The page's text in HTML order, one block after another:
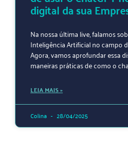
digital da sua
Na nossa última live, falamos
Inteligência Artificial no campo
Agora, vamos aprofundar essa
maneiras práticas de como o
LEIA MAIS »
Colina 28/04/2025